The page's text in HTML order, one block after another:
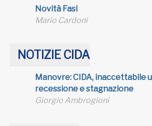
Novità Fasi
Mario Cardoni
NOTIZIE CIDA
Manovre: CIDA, inaccettabile
recessione e stagnazione
Giorgio Ambrogioni